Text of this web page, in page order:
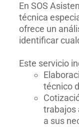
En SOS
técnica
ofrece un
identificar
Este servicio
técnico
trabajos
a sus